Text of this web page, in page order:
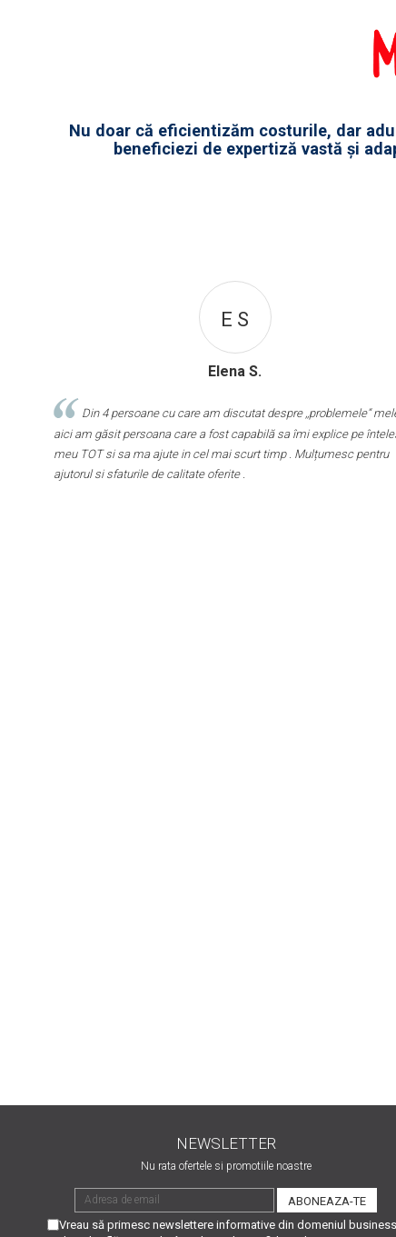
Nu doar că eficientizăm costurile, dar
beneficiezi de expertiză vastă și
E S
Elena S.
Din 4 persoane cu care am discutat despre ,,problemele“
aici am găsit persoana care a fost capabilă sa îmi explice pe
meu TOT si sa ma ajute in cel mai scurt timp . Mulțumesc pentru
ajutorul si sfaturile de calitate oferite .
NEWSLETTER
Nu rata ofertele si promotiile noastre
Vreau să primesc newslettere informative din domeniul business